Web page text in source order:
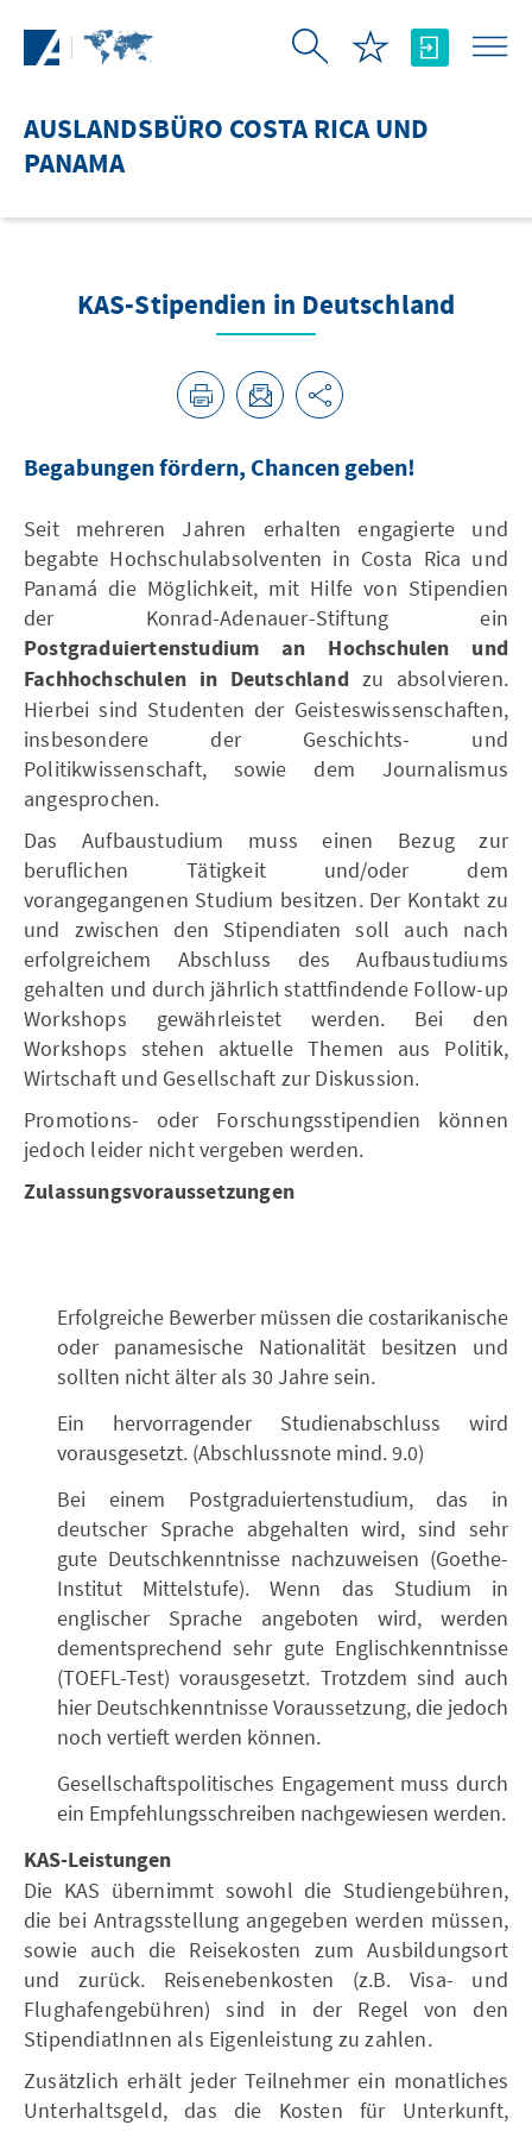
AUSLANDSBÜRO COSTA RICA UND
PANAMA
KAS-Stipendien in Deutschland
Begabungen fördern, Chancen geben!
Seit mehreren Jahren erhalten engagierte und
begabte Hochschulabsolventen in Costa Rica und
Panamá die Möglichkeit, mit Hilfe von Stipendien
der Konrad-Adenauer-Stiftung ein
Postgraduiertenstudium an Hochschulen und
Fachhochschulen in Deutschlandzu absolvieren.
Hierbei sind Studenten der Geisteswissenschaften,
insbesondere der Geschichts- und
Politikwissenschaft, sowie dem Journalismus
angesprochen.
Das Aufbaustudium muss einen Bezug zur
beruflichen Tätigkeit und/oder dem
vorangegangenen Studium besitzen. Der Kontakt zu
und zwischen den Stipendiaten soll auch nach
erfolgreichem Abschluss des Aufbaustudiums
gehalten und durch jährlich stattfindende Follow-up
Workshops gewährleistet werden. Bei den
Workshops stehen aktuelle Themen aus Politik,
Wirtschaft und Gesellschaft zur Diskussion.
Promotions- oder Forschungsstipendien können
jedoch leider nicht vergeben werden.
Zulassungsvoraussetzungen
Erfolgreiche Bewerber müssen die costarikanische
oder panamesische Nationalität besitzen und
sollten nicht älter als 30 Jahre sein.
Ein hervorragender Studienabschluss wird
vorausgesetzt. (Abschlussnote mind. 9.0)
Bei einem Postgraduiertenstudium, das in
deutscher Sprache abgehalten wird, sind sehr
gute Deutschkenntnisse nachzuweisen (Goethe-
Institut Mittelstufe). Wenn das Studium in
englischer Sprache angeboten wird, werden
dementsprechend sehr gute Englischkenntnisse
(TOEFL-Test) vorausgesetzt. Trotzdem sind auch
hier Deutschkenntnisse Voraussetzung, die jedoch
noch vertieft werden können.
Gesellschaftspolitisches Engagement muss durch
ein Empfehlungsschreiben nachgewiesen werden.
KAS-Leistungen
Die KAS übernimmt sowohl die Studiengebühren,
die bei Antragsstellung angegeben werden müssen,
sowie auch die Reisekosten zum Ausbildungsort
und zurück. Reisenebenkosten (z.B. Visa- und
Flughafengebühren) sind in der Regel von den
StipendiatInnen als Eigenleistung zu zahlen.
Zusätzlich erhält jeder Teilnehmer ein monatliches
Unterhaltsgeld, das die Kosten für Unterkunft,